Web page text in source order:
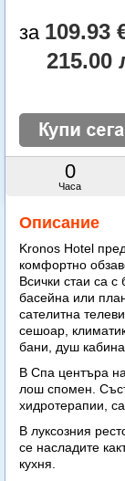
109.93
215.00
0
Часа
Описание
Kronos Hotel
комфортно
Всички стаи са с
басейна или
сателитна
сешоар,
бани, душ кабина.
В Спа центъра
лош спомен.
хидротерапии,
В луксозния
се насладите
кухня.